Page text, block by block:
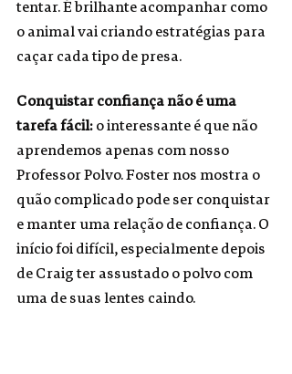
tentar. É brilhante acompanhar como
o animal vai criando estratégias para
caçar cada tipo de presa.
Conquistar confiança não é uma
tarefa fácil: o interessante é que não
aprendemos apenas com nosso
Professor Polvo. Foster nos mostra o
quão complicado pode ser conquistar
e manter uma relação de confiança. O
início foi difícil, especialmente depois
de Craig ter assustado o polvo com
uma de suas lentes caindo.